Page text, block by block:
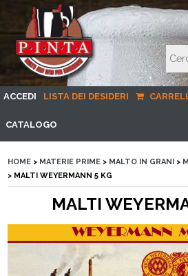
ACCEDI LISTA DEI DESIDERI
CATALOGO
HOME > MATERIE PRIME > MALTO IN GRANI >
> MALTI WEYERMANN 5 KG
MALTI